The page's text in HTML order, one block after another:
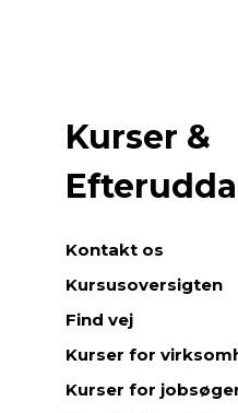
Kurser &
Kontakt os
Kursusoversigten
Find vej
Kurser for
Kurser for